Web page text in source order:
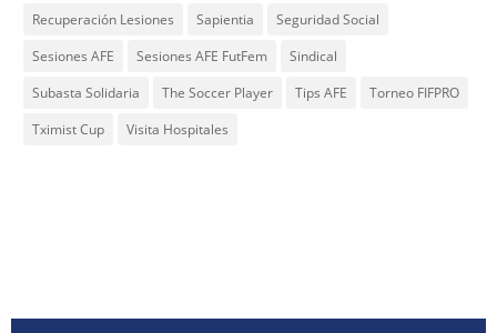
Recuperación Lesiones
Sapientia
Seguridad Social
Sesiones AFE
Sesiones AFE FutFem
Sindical
Subasta Solidaria
The Soccer Player Tips AFE
Torneo FIFPRO
Tximist Cup
Visita Hospitales